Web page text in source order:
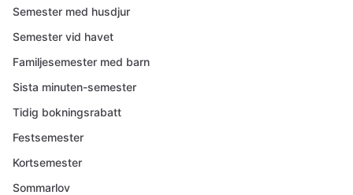
Semester med husdjur
Semester vid havet
Familjesemester med barn
Sista minuten-semester
Tidig bokningsrabatt
Festsemester
Kortsemester
Sommarlov